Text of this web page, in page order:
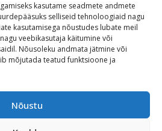
kasutame seadmete andmete
selliseid tehnoloogiaid nagu
kasutamisega nõustudes lubate meil
veebikasutaja käitumine või
Nõusoleku andmata jätmine või
mõjutada teatud funktsioone ja
Nõustu